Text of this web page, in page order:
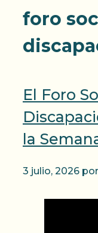
foro
El Foro
la
3 julio, 2026 por